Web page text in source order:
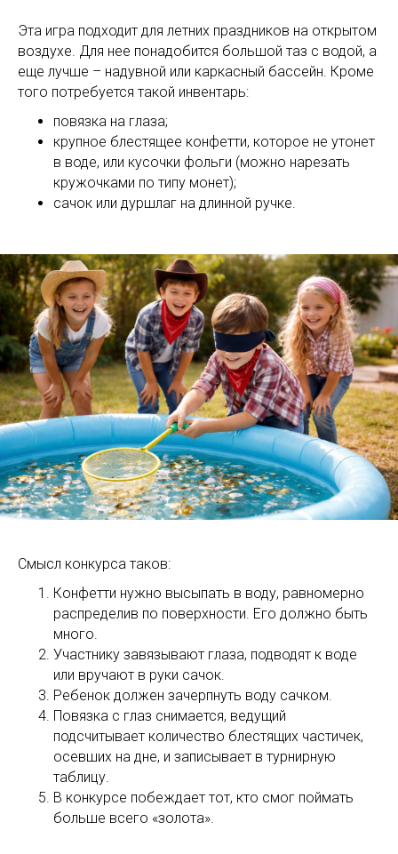
Эта игра подходит для летних праздников на открытом
воздухе. Для нее понадобится большой таз с водой, а
еще лучше – надувной или каркасный бассейн. Кроме
того потребуется такой инвентарь:
повязка на глаза;
крупное блестящее конфетти, которое не утонет
в воде, или кусочки фольги (можно нарезать
кружочками по типу монет);
сачок или дуршлаг на длинной ручке.
Смысл конкурса таков:
Конфетти нужно высыпать в воду, равномерно
распределив по поверхности. Его должно быть
много.
Участнику завязывают глаза, подводят к воде
или вручают в руки сачок.
Ребенок должен зачерпнуть воду сачком.
Повязка с глаз снимается, ведущий
подсчитывает количество блестящих частичек,
осевших на дне, и записывает в турнирную
таблицу.
В конкурсе побеждает тот, кто смог поймать
больше всего «золота».